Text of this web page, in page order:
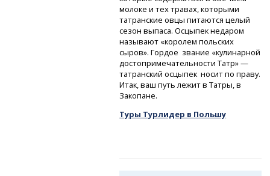
молоке и тех травах, которыми
татранские овцы питаются целый
сезон выпаса. Осцыпек недаром
называют «королем польских
сыров». Гордое звание «кулинарной
достопримечательности Татр» —
татранский осцыпек носит по праву.
Итак, ваш путь лежит в Татры, в
Закопане.
Туры Турлидер в Польшу